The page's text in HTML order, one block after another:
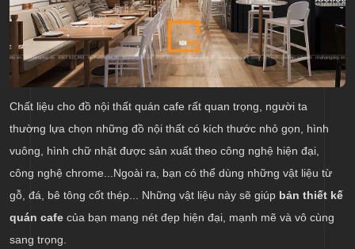
Chất liệu cho đồ nội thất quán cafe rất quan trọng, người ta
thường lựa chọn những đồ nội thất có kích thước nhỏ gọn, hình
vuông, hình chữ nhật được sản xuất theo công nghệ hiện đại,
công nghệ chrome...Ngoài ra, bạn có thể dùng những vật liệu từ
gỗ, đá, bê tông cốt thép... Những vật liệu này sẽ giúp bản thiết kế
quán cafe của bạn mang nét đẹp hiện đại, mạnh mẽ và vô cùng
sang trọng.